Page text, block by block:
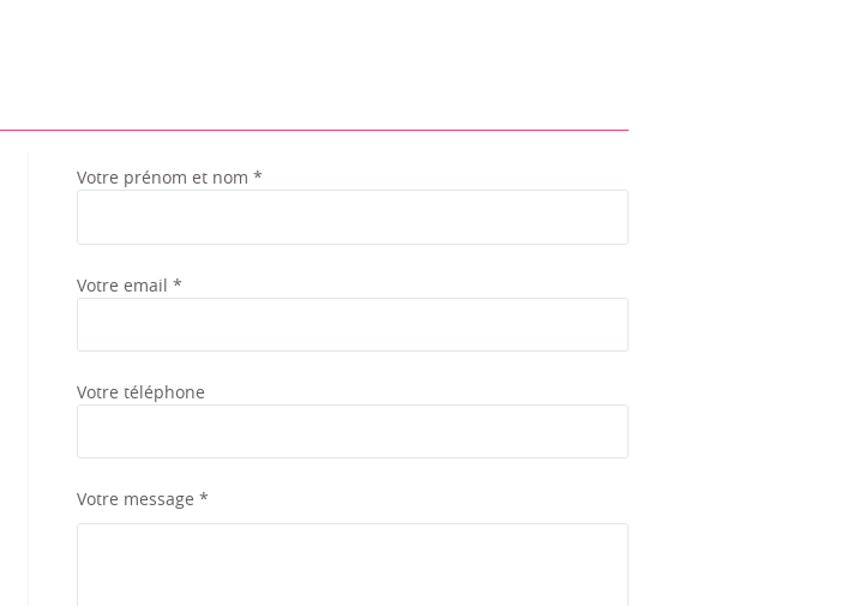
Votre prénom et nom *
Votre email *
Votre téléphone
Votre message *